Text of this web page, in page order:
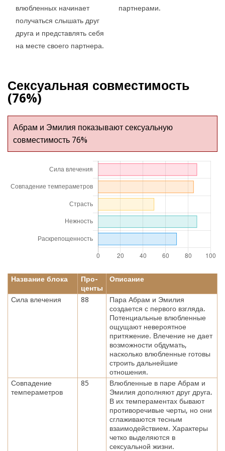
влюбленных начинает
получаться слышать друг
друга и представлять себя
на месте своего партнера.
партнерами.
Сексуальная совместимость
(76%)
Абрам и Эмилия показывают сексуальную
совместимость 76%
Название блока
Про-
центы
Описание
Сила влечения 88
Пара Абрам и Эмилия
создается с первого взгляда.
Потенциальные влюбленные
ощущают невероятное
притяжение. Влечение не дает
возможности обдумать,
насколько влюбленные готовы
строить дальнейшие
отношения.
Совпадение
темпераметров
85
Влюбленные в паре Абрам и
Эмилия дополняют друг друга.
В их темпераментах бывают
противоречивые черты, но они
сглаживаются тесным
взаимодействием. Характеры
четко выделяются в
сексуальной жизни.